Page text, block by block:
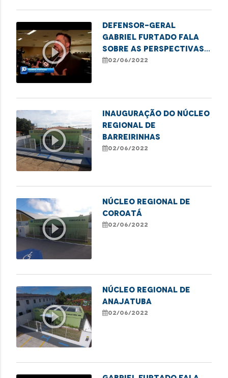
play_circle_outline
Defensor-geral
Gabriel Furtado fala
sobre as perspectivas
para a gestão dos
02/06/2022
play_circle_outline
INAUGURAÇÃO DO NÚCLEO
REGIONAL DE
BARREIRINHAS
02/06/2022
play_circle_outline
NÚCLEO REGIONAL DE
COROATÁ
02/06/2022
play_circle_outline
NÚCLEO REGIONAL DE
ANAJATUBA
02/06/2022